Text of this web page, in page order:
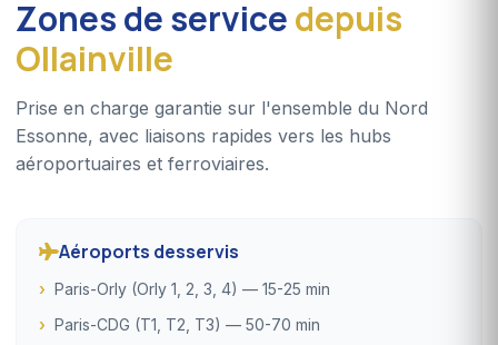
Zones de servicedepuis
Ollainville
Prise en charge garantie sur l'ensemble du Nord
Essonne, avec liaisons rapides vers les hubs
aéroportuaires et ferroviaires.
Aéroports desservis
Paris-Orly (Orly 1, 2, 3, 4) — 15-25 min
Paris-CDG (T1, T2, T3) — 50-70 min